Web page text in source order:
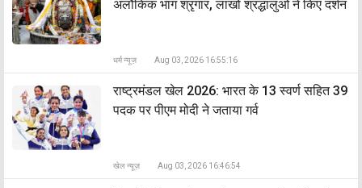
अलौकिक भांग श्रृंगार, लाखों श्रद्धालुओं ने किए दर्शन
धर्म न्यूज़ Aug 03, 2026 16:55:16
राष्ट्रमंडल खेल 2026: भारत के 13 स्वर्ण सहित 39
पदक पर पीएम मोदी ने जताया गर्व
खेल न्यूज़ Aug 03, 2026 16:46:54